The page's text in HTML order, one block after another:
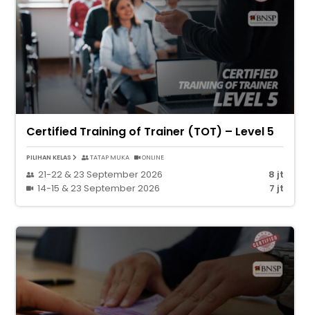
Certified Training of Trainer (TOT) – Level 5
PILIHAN KELAS TATAP MUKA ONLINE
21-22 & 23 September 2026
8 jt
14-15 & 23 September 2026
7 jt